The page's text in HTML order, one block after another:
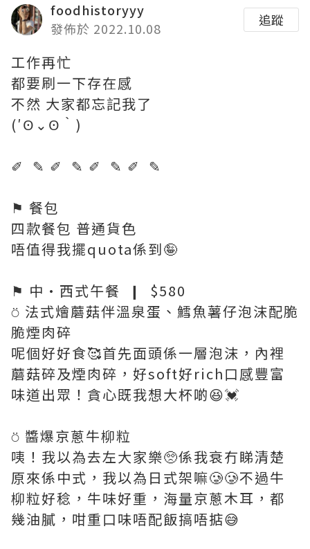
foodhistoryyy
發佈於 2022.10.08
追蹤
工作再忙
都要刷一下存在感
不然 大家都忘記我了
(′ʘ⌄ʘ‵)
✐ ✎ ✐ ✎ ✐ ✎ ✐ ✎
⚑ 餐包
四款餐包 普通貨色
唔值得我擺quota係到🤪
⚑ 中·西式午餐 ❙ $580
⍥ 法式燴蘑菇伴溫泉蛋、鱈魚薯仔泡沫配脆
脆煙肉碎
呢個好好食🥰首先面頭係一層泡沫，內裡
蘑菇碎及煙肉碎，好soft好rich口感豐富
味道出眾！貪心既我想大杯啲😆💓
⍥ 醬爆京蔥牛柳粒
咦！我以為去左大家樂🥺係我衰冇睇清楚
原來係中式，我以為日式架嘛🥲🥲不過牛
柳粒好稔，牛味好重，海量京蔥木耳，都
幾油膩，咁重口味唔配飯搞唔掂😅